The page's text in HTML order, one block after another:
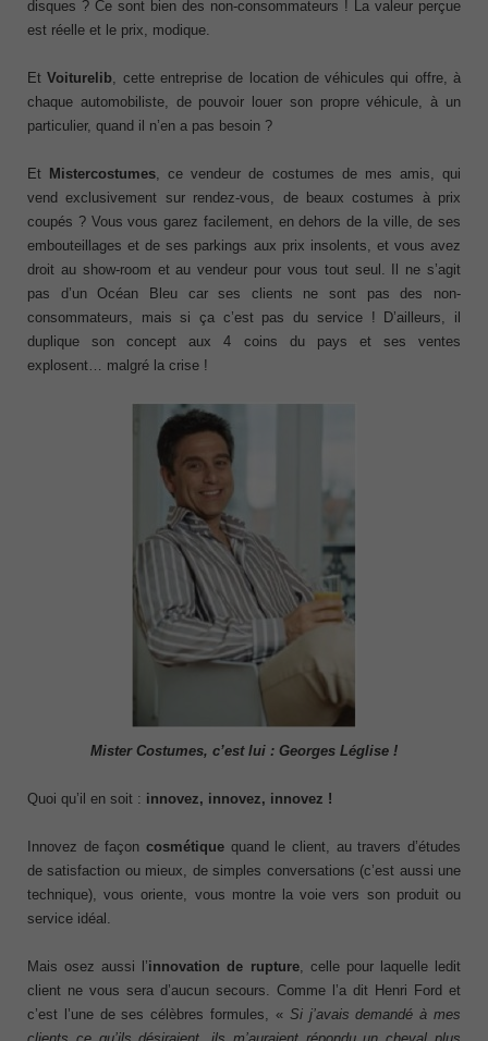
disques ? Ce sont bien des non-consommateurs ! La valeur perçue
est réelle et le prix, modique.
EtVoiturelib , cette entreprise de location de véhicules qui offre, à
chaque automobiliste, de pouvoir louer son propre véhicule, à un
particulier, quand il n’en a pas besoin ?
Et Mistercostumes , ce vendeur de costumes de mes amis, qui
vend exclusivement sur rendez-vous, de beaux costumes à prix
coupés ? Vous vous garez facilement, en dehors de la ville, de ses
embouteillages et de ses parkings aux prix insolents, et vous avez
droit au show-room et au vendeur pour vous tout seul. Il ne s’agit
pas d’un Océan Bleu car ses clients ne sont pas des non-
consommateurs, mais si ça c’est pas du service ! D’ailleurs, il
duplique son concept aux 4 coins du pays et ses ventes
explosent… malgré la crise !
Mister Costumes, c’est lui : Georges Léglise !
Quoi qu’il en soit : innovez, innovez, innovez !
Innovez de façon cosmétique quand le client, au travers d’études
de satisfaction ou mieux, de simples conversations (c’est aussi une
technique), vous oriente, vous montre la voie vers son produit ou
service idéal.
Mais osez aussi l’innovation de rupture, celle pour laquelle ledit
client ne vous sera d’aucun secours. Comme l’a dit Henri Ford et
c’est l’une de ses célèbres formules, « Si j’avaisdemandé à mes